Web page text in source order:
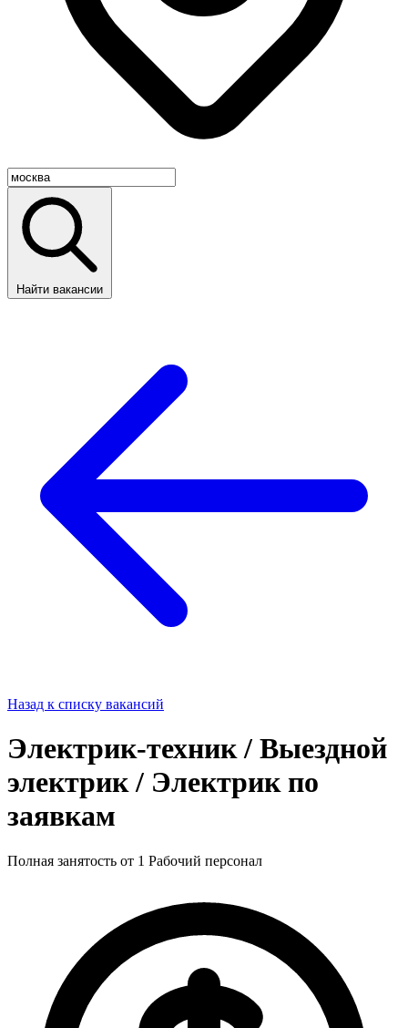
Найти вакансии
Назад к списку вакансий
Электрик-техник / Выездной
электрик / Электрик по
заявкам
Полная занятость от 1 Рабочий персонал